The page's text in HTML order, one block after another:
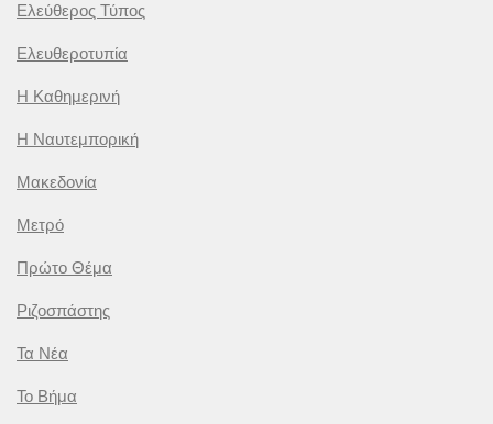
Ελεύθερος Τύπος
Ελευθεροτυπία
Η Καθημερινή
Η Ναυτεμπορική
Μακεδονία
Μετρό
Πρώτο Θέμα
Ριζοσπάστης
Τα Νέα
Το Βήμα